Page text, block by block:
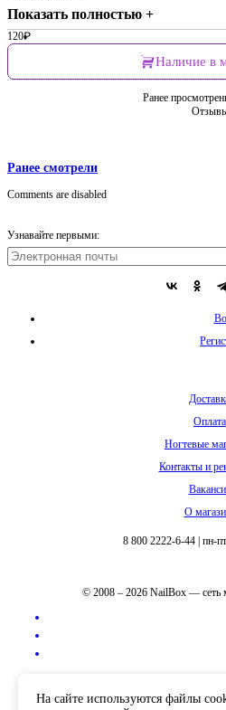
Показать полностью +
120₽
Наличие в
Ранее
Ранее смотрели
Comments are disabled
Узнавайте первыми:
Оплата
Ногтевые
Контакты и
О
8 800 2222-6-44 пн-
© 2008 – 2026 NailBox — сеть
На сайте используются файлы